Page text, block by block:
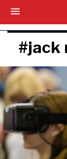
#jack